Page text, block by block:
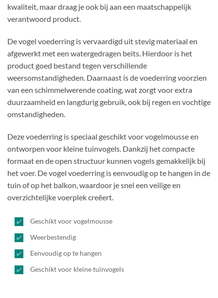
kwaliteit, maar draag je ook bij aan een maatschappelijk
verantwoord product.
De vogel voederring is vervaardigd uit stevig materiaal en
afgewerkt met een watergedragen beits. Hierdoor is het
product goed bestand tegen verschillende
weersomstandigheden. Daarnaast is de voederring voorzien
van een schimmelwerende coating, wat zorgt voor extra
duurzaamheid en langdurig gebruik, ook bij regen en vochtige
omstandigheden.
Deze voederring is speciaal geschikt voor vogelmousse en
ontworpen voor kleine tuinvogels. Dankzij het compacte
formaat en de open structuur kunnen vogels gemakkelijk bij
het voer. De vogel voederring is eenvoudig op te hangen in de
tuin of op het balkon, waardoor je snel een veilige en
overzichtelijke voerplek creëert.
Geschikt voor vogelmousse
Weerbestendig
Eenvoudig op te hangen
Geschikt voor kleine tuinvogels